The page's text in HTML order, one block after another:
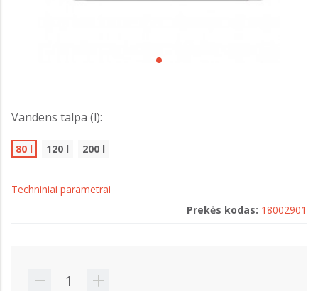
Vandens talpa (l):
80 l 120 l 200 l
Techniniai parametrai
Prekės kodas: 18002901